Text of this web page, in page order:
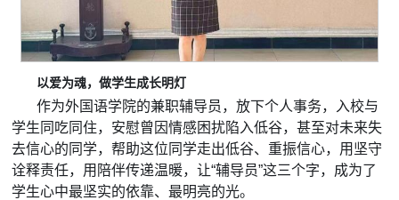
以爱为魂，做学生成长明灯
作为外国语学院的兼职辅导员，放下个人事务，入校与
学生同吃同住，安慰曾因情感困扰陷入低谷，甚至对未来失
去信心的同学，帮助这位同学走出低谷、重振信心，用坚守
诠释责任，用陪伴传递温暖，让“辅导员”这三个字，成为了
学生心中最坚实的依靠、最明亮的光。